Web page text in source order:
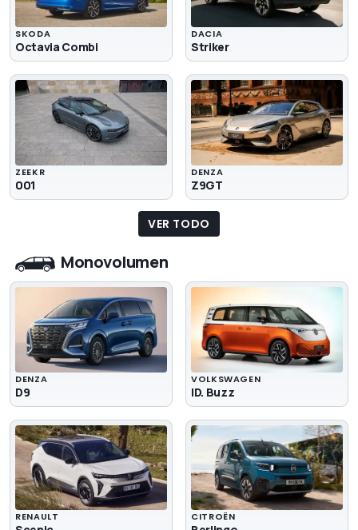
SKODA
Octavia Combi
DACIA
Striker
ZEEKR
001
DENZA
Z9GT
VER TODO
Monovolumen
DENZA
D9
VOLKSWAGEN
ID. Buzz
RENAULT CITROËN